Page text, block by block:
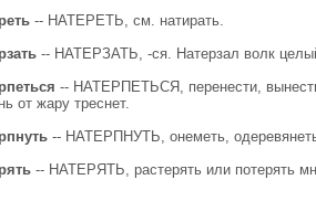
-- НАТЕРЕТЬ, см. натирать.
-- НАТЕРЗАТЬ, -ся. Натерзал волк
-- НАТЕРПЕТЬСЯ, перенести,
от жару треснет.
-- НАТЕРПНУТЬ, онеметь,
-- НАТЕРЯТЬ, растерять или потерять